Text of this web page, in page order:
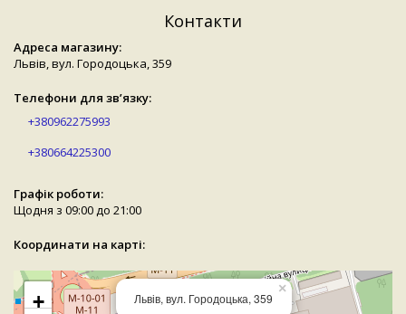
Контакти
Адреса магазину:
Львів, вул. Городоцька, 359
Телефони для зв’язку:
+380962275993
+380664225300
Графік роботи:
Щодня з 09:00 до 21:00
Координати на карті:
Львів, вул. Городоцька, 359
×
+